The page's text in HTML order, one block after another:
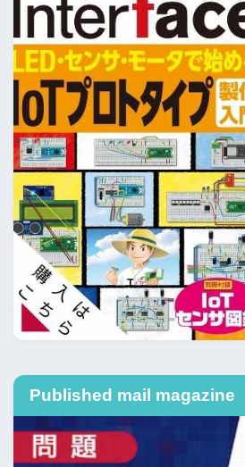
Published mail magazine